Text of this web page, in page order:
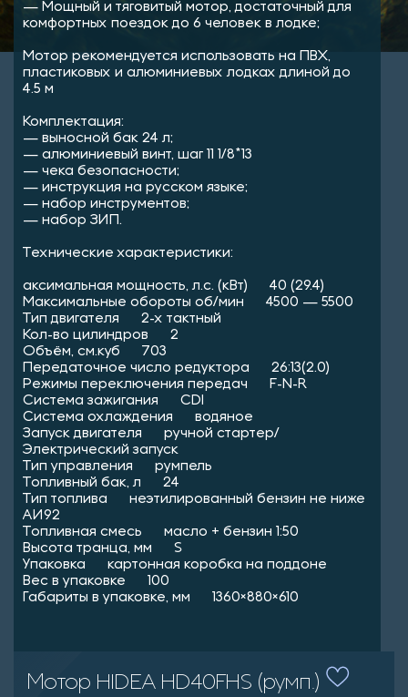
— Мощный и тяговитый мотор, достаточный для
комфортных поездок до 6 человек в лодке;
Мотор рекомендуется использовать на ПВХ,
пластиковых и алюминиевых лодках длиной до
4.5 м
Комплектация:
— выносной бак 24 л;
— алюминиевый винт, шаг 11 1/8*13
— чека безопасности;
— инструкция на русском языке;
— набор инструментов;
— набор ЗИП.
Технические характеристики:
аксимальная мощность, л.с. (кВт) 40 (29.4)
Максимальные обороты об/мин 4500 — 5500
Тип двигателя 2-х тактный
Кол-во цилиндров 2
Объём, см.куб 703
Передаточное число редуктора 26:13(2.0)
Режимы переключения передач F-N-R
Система зажигания CDl
Система охлаждения водяное
Запуск двигателя ручной стартер/
Электрический запуск
Тип управления румпель
Топливный бак, л 24
Тип топлива неэтилированный бензин не ниже
АИ92
Топливная смесь масло + бензин 1:50
Высота транца, мм S
Упаковка картонная коробка на поддоне
Вес в упаковке 100
Габариты в упаковке, мм 1360×880×610
Мотор HIDEA HD40FHS (румп.)